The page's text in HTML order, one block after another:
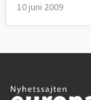
10 juni 2009